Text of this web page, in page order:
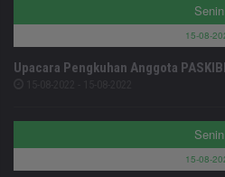
Senin
15-08-
Upacara Pengkuhan Anggota
Senin
15-08-